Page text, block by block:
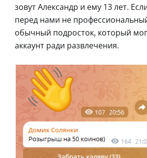
зовут Александр и ему 13 лет.
перед нами не
обычный подросток, который
аккаунт ради развлечения.